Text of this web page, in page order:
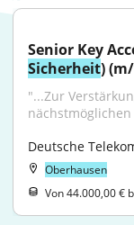
Sicherheit)
"...Zur
Deutsche
Oberhausen
Von 44.000,00 €